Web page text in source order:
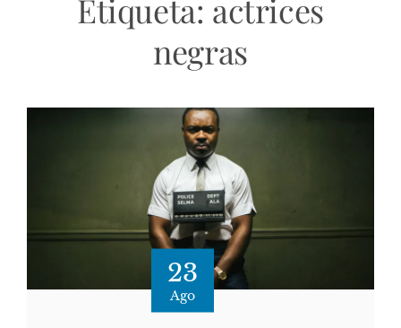
Etiqueta: actrices
negras
23
Ago